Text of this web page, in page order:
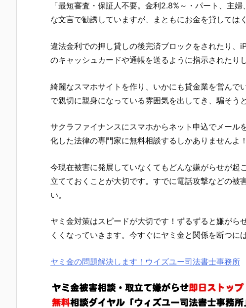
「最短審査・保証人不要。金利2.8%～・パート、主
な文言 で勧誘していますが、まともにお金を貸しては
違法金利での押し貸しの後完済ブロックをされたり、
のキャッシュカードや通帳を送るように指示されたりし
綺麗なスマホサイトを作り、いかにも貸金業を営んで
で親切に親身になっている雰囲気を出してき、騙そう
サクラファイナンスにスマホからネット申込でメール
化した法律の専門家に無料相談するしかありませんよ！
今現在被害に発展していなくてもどんな嫌がらせが起
立てておくことが大切です。すでに電話攻撃などの被
い。
ヤミ金対策はスピードが大切です！ずるずると嫌がら
くくなっていきます。今すぐにヤミ金と関係を断つに
ヤミ金の問題解決します！ウイズユー司法書士事務所